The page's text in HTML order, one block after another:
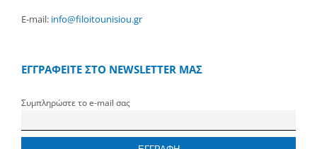
E-mail: info@filoitounisiou.gr
ΕΓΓΡΑΦΕΙΤΕ ΣΤΟ NEWSLETTER ΜΑΣ
Συμπληρώστε το e-mail σας